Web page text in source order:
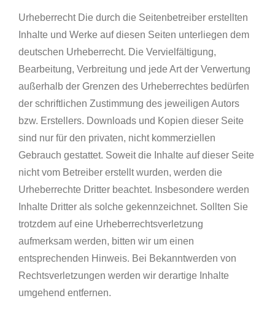
Urheberrecht Die durch die Seitenbetreiber erstellten
Inhalte und Werke auf diesen Seiten unterliegen dem
deutschen Urheberrecht. Die Vervielfältigung,
Bearbeitung, Verbreitung und jede Art der Verwertung
außerhalb der Grenzen des Urheberrechtes bedürfen
der schriftlichen Zustimmung des jeweiligen Autors
bzw. Erstellers. Downloads und Kopien dieser Seite
sind nur für den privaten, nicht kommerziellen
Gebrauch gestattet. Soweit die Inhalte auf dieser Seite
nicht vom Betreiber erstellt wurden, werden die
Urheberrechte Dritter beachtet. Insbesondere werden
Inhalte Dritter als solche gekennzeichnet. Sollten Sie
trotzdem auf eine Urheberrechtsverletzung
aufmerksam werden, bitten wir um einen
entsprechenden Hinweis. Bei Bekanntwerden von
Rechtsverletzungen werden wir derartige Inhalte
umgehend entfernen.